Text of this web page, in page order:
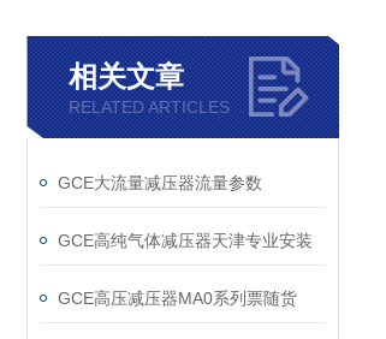
相关文章
RELATED ARTICLES
GCE大流量减压器流量参数
GCE高纯气体减压器天津专业安装
GCE高压减压器MA0系列票随货